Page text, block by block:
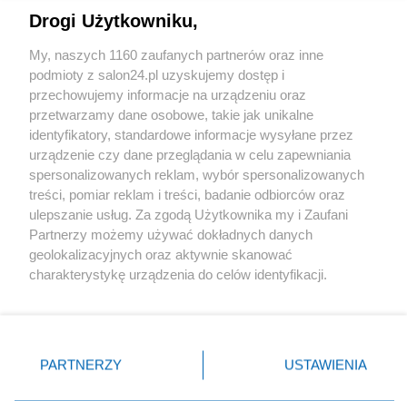
Sport
Społeczeństwo
Kultura
X Facebook Instagram Youtube
Drogi Użytkowniku,
My, naszych 1160 zaufanych partnerów oraz inne
podmioty z salon24.pl uzyskujemy dostęp i
przechowujemy informacje na urządzeniu oraz
przetwarzamy dane osobowe, takie jak unikalne
identyfikatory, standardowe informacje wysyłane przez
urządzenie czy dane przeglądania w celu zapewniania
spersonalizowanych reklam, wybór spersonalizowanych
treści, pomiar reklam i treści, badanie odbiorców oraz
ulepszanie usług. Za zgodą Użytkownika my i Zaufani
Partnerzy możemy używać dokładnych danych
geolokalizacyjnych oraz aktywnie skanować
charakterystykę urządzenia do celów identyfikacji.
zmienić/wycofać klikając przycisk ustawień prywatności
znajdujący się w lewym dolnym rogu strony
rodzaje przetwarzania danych nie wymagają zgody
PARTNERZY USTAWIENIA